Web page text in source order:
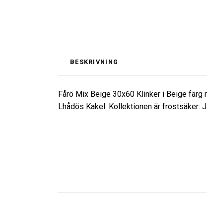
BESKRIVNING
Fårö Mix Beige 30x60 Klinker i Beige färg
Lhådös Kakel. Kollektionen är frostsäker: